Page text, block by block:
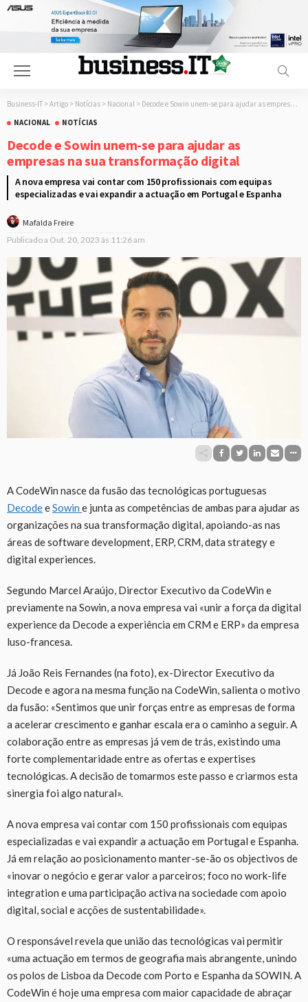
Business-IT > Artigo > Notícias > Nacional > Decode e Sowin unem-se para ajudar as empresas na sua transformação digital
NACIONAL
NOTÍCIAS
Decode e Sowin unem-se para ajudar as
empresas na sua transformação digital
A nova empresa vai contar com 150 profissionais com equipas
especializadas e vai expandir a actuação em Portugal e Espanha
Mafalda Freire
Publicado a Out. 20, 2023 às 11:26 am
A CodeWin nasce da fusão das tecnológicas portuguesas
DecodeeSowin e junta as competências de ambas para ajudar as
organizações na sua transformação digital, apoiando-as nas
áreas de software development, ERP, CRM, data strategy e
digital experiences.
Segundo Marcel Araújo, Director Executivo da CodeWin e
previamente na Sowin, a nova empresa vai «unir a força da digital
experience da Decode a experiência em CRM e ERP» da empresa
luso-francesa.
Já João Reis Fernandes (na foto), ex-Director Executivo da
Decode e agora na mesma função na CodeWin, salienta o motivo
da fusão: «Sentimos que unir forças entre as empresas de forma
a acelerar crescimento e ganhar escala era o caminho a seguir. A
colaboração entre as empresas já vem de trás, existindo uma
forte complementaridade entre as ofertas e expertises
tecnológicas. A decisão de tomarmos este passo e criarmos esta
sinergia foi algo natural».
A nova empresa vai contar com 150 profissionais com equipas
especializadas e vai expandir a actuação em Portugal e Espanha.
Já em relação ao posicionamento manter-se-ão os objectivos de
«inovar o negócio e gerar valor a parceiros; foco no work-life
integration e uma participação activa na sociedade com apoio
digital, social e acções de sustentabilidade».
O responsável revela que união das tecnológicas vai permitir
«uma actuação em termos de geografia mais abrangente, unindo
os polos de Lisboa da Decode com Porto e Espanha da SOWIN. A
CodeWin é hoje uma empresa com maior capacidade de abraçar